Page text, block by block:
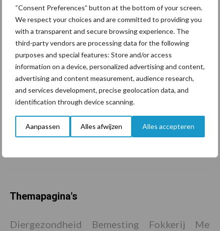
“Consent Preferences” button at the bottom of your screen.
We respect your choices and are committed to providing you
with a transparent and secure browsing experience. The
third-party vendors are processing data for the following
purposes and special features: Store and/or access
information on a device, personalized advertising and content,
advertising and content measurement, audience research,
and services development, precise geolocation data, and
identification through device scanning.
Aanpassen Alles afwijzen Alles accepteren
beperken
Jaarverslag 2025 Royal A-
ware: omzet groeit,
nettoresultaat daalt
gewild doelwit criminelen
Themapagina's
Diergezondheid Bemesting Fokkerij